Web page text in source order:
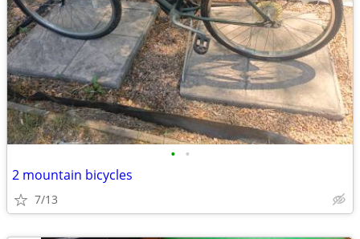
• •
2 mountain bicycles
7/13